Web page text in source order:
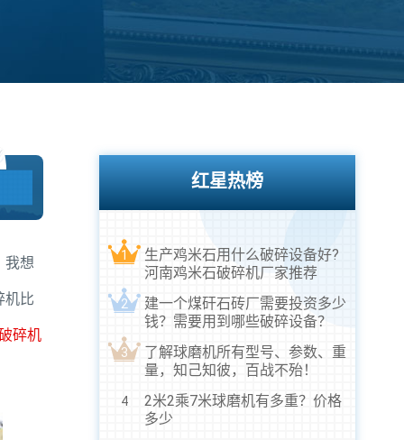
我想
机比
碎机
红星热榜
1
生产鸡米石用什么破碎设备好?
河南鸡米石破碎机厂家推荐
2
建一个煤矸石砖厂需要投资多少
钱？需要用到哪些破碎设备？
3
了解球磨机所有型号、参数、重
量，知己知彼，百战不殆！
4
2米2乘7米球磨机有多重？价格
多少